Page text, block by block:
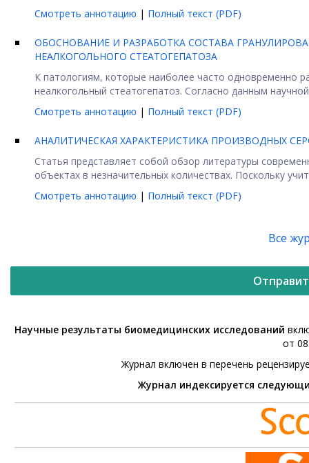
Смотреть аннотацию | Полный текст (PDF)
ОБОСНОВАНИЕ И РАЗРАБОТКА СОСТАВА
НЕАЛКОГОЛЬНОГО СТЕАТОГЕПАТОЗА
К патологиям, которые наиболее часто одновременно
неалкогольный стеатогепатоз. Согласно данным
Смотреть аннотацию | Полный текст (PDF)
АНАЛИТИЧЕСКАЯ ХАРАКТЕРИСТИКА ПРОИЗВОДНЫХ
Статья представляет собой обзор литературы
объектах в незначительных количествах. Поскольку
Смотреть аннотацию | Полный текст (PDF)
Все
Научные результаты биомедицинских исследований
от
Журнал включен в перечень
Журнал индексируется